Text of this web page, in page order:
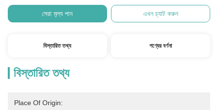
সেরা মূল্য পান এখন চ্যাট করুন
বিস্তারিত তথ্য পণ্যের বর্ণনা
বিস্তারিত তথ্য
Place Of Origin: